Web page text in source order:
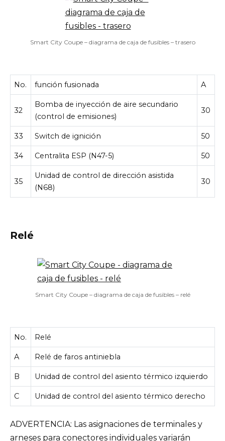
Smart City Coupe – diagrama de caja de fusibles – trasero
No. función fusionada A
32
Bomba de inyección de aire secundario
(control de emisiones)
30
33 Switch de ignición 50
34 Centralita ESP (N47-5) 50
35
Unidad de control de dirección asistida
(N68)
30
Relé
Smart City Coupe – diagrama de caja de fusibles – relé
No. Relé
A Relé de faros antiniebla
B Unidad de control del asiento térmico izquierdo
C Unidad de control del asiento térmico derecho
ADVERTENCIA: Las asignaciones de terminales y
arneses para conectores individuales variarán